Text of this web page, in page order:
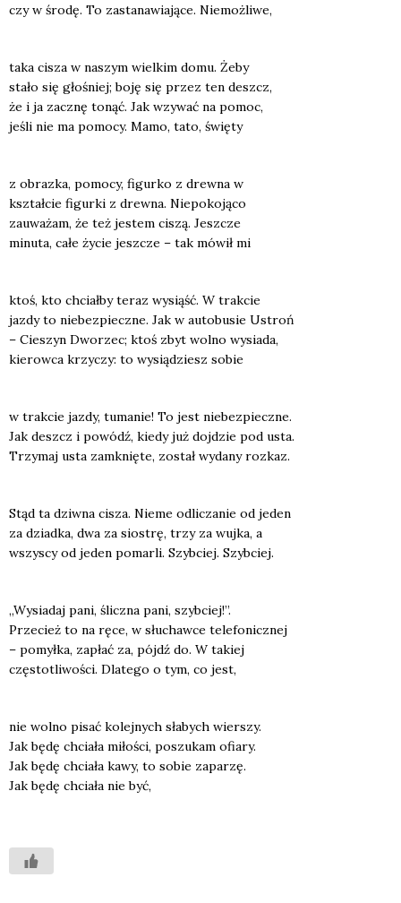
czy w śro­dę. To zasta­na­wia­ją­ce. Nie­moż­li­we,
taka cisza w naszym wiel­kim domu. Żeby
sta­ło się gło­śniej; boję się przez ten deszcz,
że i ja zacznę tonąć. Jak wzy­wać na pomoc,
jeśli nie ma pomo­cy. Mamo, tato, świę­ty
z obraz­ka, pomo­cy, figur­ko z drew­na w
kształ­cie figur­ki z drew­na. Nie­po­ko­ją­co
zauwa­żam, że też jestem ciszą. Jesz­cze
minu­ta, całe życie jesz­cze – tak mówił mi
ktoś, kto chciał­by teraz wysiąść. W trak­cie
jaz­dy to nie­bez­piecz­ne. Jak w auto­bu­sie Ustroń
– Cie­szyn Dwo­rzec; ktoś zbyt wol­no wysia­da,
kie­row­ca krzy­czy: to wysią­dziesz sobie
w trak­cie jaz­dy, tuma­nie! To jest nie­bez­piecz­ne.
Jak deszcz i powódź, kie­dy już doj­dzie pod usta.
Trzy­maj usta zamknię­te, został wyda­ny roz­kaz.
Stąd ta dziw­na cisza. Nie­me odli­cza­nie od jeden
za dziad­ka, dwa za sio­strę, trzy za wuj­ka, a
wszy­scy od jeden pomar­li. Szyb­ciej. Szyb­ciej.
„Wysia­daj pani, ślicz­na pani, szyb­ciej!”.
Prze­cież to na ręce, w słu­chaw­ce tele­fo­nicz­nej
– pomył­ka, zapłać za, pójdź do. W takiej
czę­sto­tli­wo­ści. Dla­te­go o tym, co jest,
nie wol­no pisać kolej­nych sła­bych wier­szy.
Jak będę chcia­ła miło­ści, poszu­kam ofia­ry.
Jak będę chcia­ła kawy, to sobie zapa­rzę.
Jak będę chcia­ła nie być,